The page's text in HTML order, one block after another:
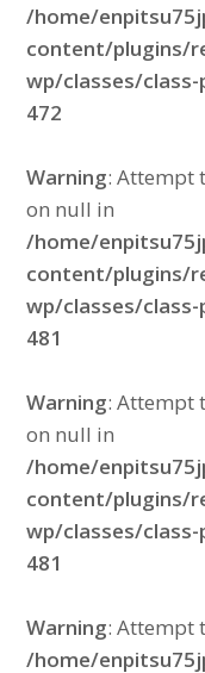
/home/
content/plugins/
wp/classes/
472
Warning: Attempt
on null in
/home/
content/plugins/
wp/classes/
481
Warning: Attempt
on null in
/home/
content/plugins/
wp/classes/
481
Warning: Attempt
/home/